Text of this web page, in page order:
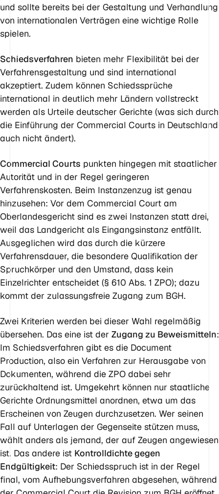
und sollte bereits bei der Gestaltung und Verhandlung
von internationalen Verträgen eine wichtige Rolle
spielen.
Schiedsverfahren bieten mehr Flexibilität bei der
Verfahrensgestaltung und sind international
akzeptiert. Zudem können Schiedssprüche
international in deutlich mehr Ländern vollstreckt
werden als Urteile deutscher Gerichte (was sich durch
die Einführung der Commercial Courts in Deutschland
auch nicht ändert).
Commercial Courts punkten hingegen mit staatlicher
Autorität und in der Regel geringeren
Verfahrenskosten. Beim Instanzenzug ist genau
hinzusehen: Vor dem Commercial Court am
Oberlandesgericht sind es zwei Instanzen statt drei,
weil das Landgericht als Eingangsinstanz entfällt.
Ausgeglichen wird das durch die kürzere
Verfahrensdauer, die besondere Qualifikation der
Spruchkörper und den Umstand, dass kein
Einzelrichter entscheidet (§ 610 Abs. 1 ZPO); dazu
kommt der zulassungsfreie Zugang zum BGH.
Zwei Kriterien werden bei dieser Wahl regelmäßig
übersehen. Das eine ist der Zugang zu Beweismitteln:
Im Schiedsverfahren gibt es die Document
Production, also ein Verfahren zur Herausgabe von
Dokumenten, während die ZPO dabei sehr
zurückhaltend ist. Umgekehrt können nur staatliche
Gerichte Ordnungsmittel anordnen, etwa um das
Erscheinen von Zeugen durchzusetzen. Wer seinen
Fall auf Unterlagen der Gegenseite stützen muss,
wählt anders als jemand, der auf Zeugen angewiesen
ist. Das andere ist Kontrolldichte gegen
Endgültigkeit: Der Schiedsspruch ist in der Regel
final, vom Aufhebungsverfahren abgesehen, während